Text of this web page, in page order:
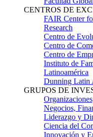
CENTROS DE
FAIR Center
Research
Centro de
Centro de
Centro de
Instituto de
Latinoamérica
Dunning Latin
GRUPOS DE
Negocios,
Liderazgo y
Ciencia del
Innovación y